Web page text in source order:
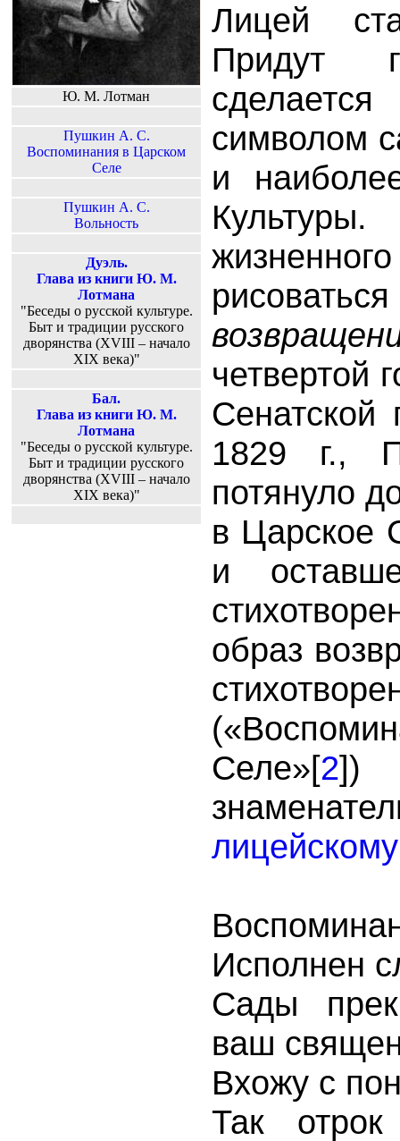
Ю. М. Лотман
Пушкин А. С.
Воспоминания в Царском
Селе
Пушкин А. С.
Вольность
Дуэль.
Глава из книги Ю. М.
Лотмана
"Беседы о русской культуре.
Быт и традиции русского
дворянства (XVIII – начало
XIX века)"
Бал.
Глава из книги Ю. М.
Лотмана
"Беседы о русской культуре.
Быт и традиции русского
дворянства (XVIII – начало
XIX века)"
Лицей
Придут
символом
и
четвертой
1829 г.,
потянуло
в Царское
и
образ
(
Селе»[2])
Исполнен
Сады
ваш
Вхожу с
Так